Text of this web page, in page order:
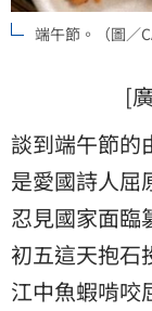
端午節。（圖／
[
談到端午節的
是愛國詩人屈
忍見國家面臨
初五這天抱石
江中魚蝦啃咬